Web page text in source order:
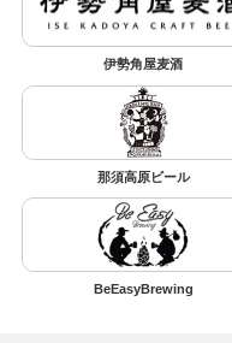
伊勢角屋麦酒
那須高原ビール
BeEasyBrewing